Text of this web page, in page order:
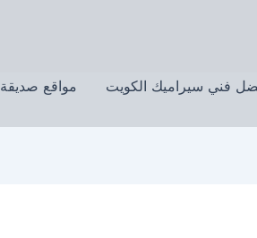
فني سيراميك الكويت مواقع صديقة